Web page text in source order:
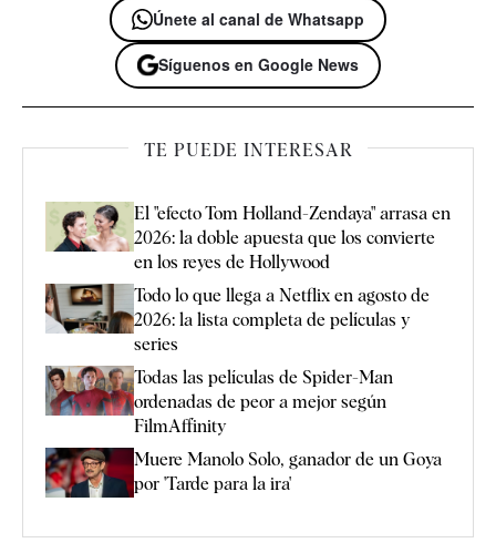
Únete al canal de Whatsapp
Síguenos en Google News
TE PUEDE INTERESAR
El "efecto Tom Holland-Zendaya" arrasa en
2026: la doble apuesta que los convierte
en los reyes de Hollywood
Todo lo que llega a Netflix en agosto de
2026: la lista completa de películas y
series
Todas las películas de Spider-Man
ordenadas de peor a mejor según
FilmAffinity
Muere Manolo Solo, ganador de un Goya
por 'Tarde para la ira'